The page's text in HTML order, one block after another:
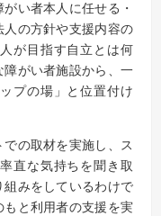
い者本人に任せる・
人の方針や支援内容の
が目指す自立とは何
がい者施設から、一
プの場」と位置付け
の取材を実施し、ス
直な気持ちを聞き取
組みをしているわけで
と利用者の支援を実